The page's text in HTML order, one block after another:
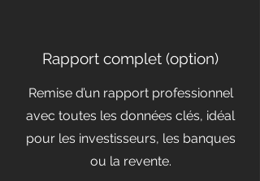
Rapport complet (option)
Remise d’un rapport professionnel
avec toutes les données clés, idéal
pour les investisseurs, les banques
ou la revente.